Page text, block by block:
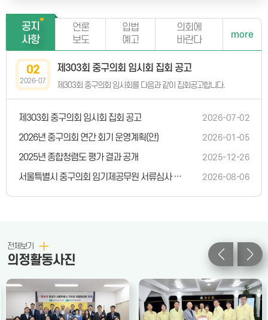
공지
사항
02
2026-07
제303회 중구의회 임시회 집회 공고
제303회 중구의회 임시회를 다음과 같이 집회공고합니다.
제303회 중구의회 임시회 집회 공고 2026-07-02
2026년 중구의회 연간 회기 운영계획(안) 2026-01-05
2025년 종합청렴도 평가 결과 공개 2025-12-26
서울특별시 중구의회 임기제공무원 서류심사 합격자 및 면접심사 시행계획 공고 2026-08-06
more
언론
보도
입법
예고
의회에
바란다
의정활동사진
전체보기